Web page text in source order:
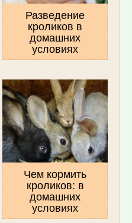
Разведение
кроликов в
домашних
условиях
Чем кормить
кроликов: в
домашних
условиях